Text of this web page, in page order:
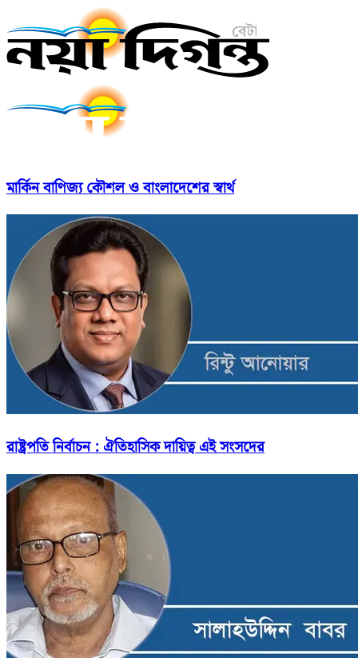
মার্কিন বাণিজ্য কৌশল ও বাংলাদেশের স্বার্থ
রাষ্ট্রপতি নির্বাচন : ঐতিহাসিক দায়িত্ব এই সংসদের